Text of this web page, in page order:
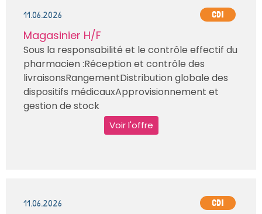
11.06.2026 CDI
Magasinier H/F
Sous la responsabilité et le contrôle effectif du
pharmacien :Réception et contrôle des
livraisonsRangementDistribution globale des
dispositifs médicauxApprovisionnement et
gestion de stock
Voir l'offre
11.06.2026 CDI